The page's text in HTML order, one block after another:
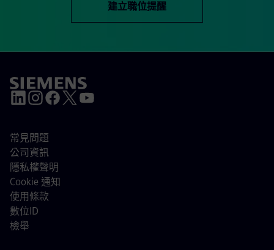
建立職位提醒
常見問題
公司資訊
隱私權聲明
Cookie 通知
使用條款
數位ID
檢舉